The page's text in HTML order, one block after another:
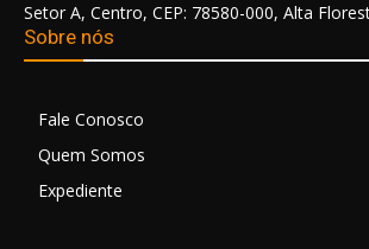
Setor A, Centro, CEP: 78580-000, Alta
Sobre nós
Fale Conosco
Quem Somos
Expediente